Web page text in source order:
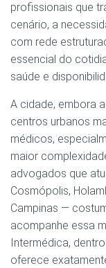
profissionais que
cenário, a
com rede
essencial do
saúde e
A cidade, embora
centros urbanos
médicos,
maior
advogados que
Cosmópolis,
Campinas —
acompanhe essa
Intermédica,
oferece